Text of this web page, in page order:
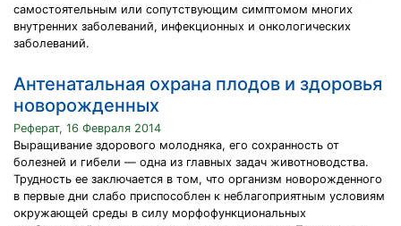
самостоятельным или сопутствующим симптомом многих
внутренних заболеваний, инфекционных и онкологических
заболеваний.
Антенатальная охрана плодов и здоровья
новорожденных
Реферат, 16 Февраля 2014
Выращивание здорового молодняка, его сохранность от
болезней и гибели — одна из главных задач животноводства.
Трудность ее заключается в том, что организм новорожденного
в первые дни слабо приспособлен к неблагоприятным условиям
окружающей среды в силу морфофункциональных